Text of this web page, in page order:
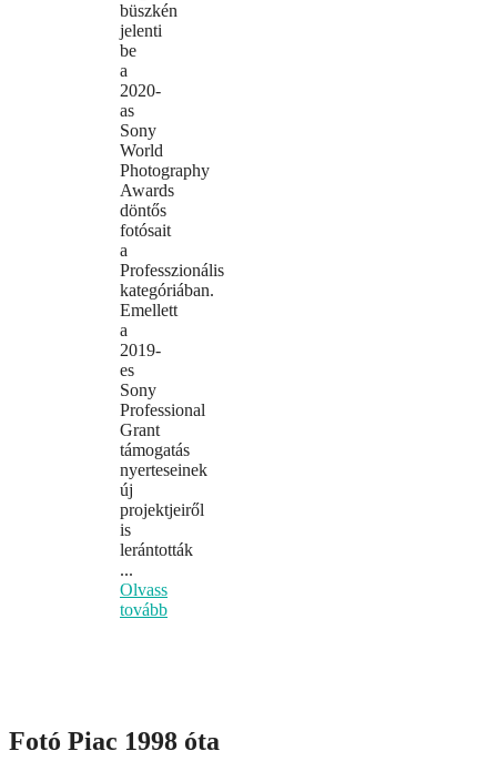
büszkén
jelenti
be
a
2020-
as
Sony
World
Photography
Awards
döntős
fotósait
a
Professzionális
kategóriában.
Emellett
a
2019-
es
Sony
Professional
Grant
támogatás
nyerteseinek
új
projektjeiről
is
lerántották
...
Olvass
tovább
Fotó Piac 1998 óta